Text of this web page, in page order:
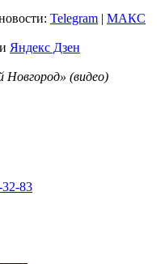
Telegram | MAКС
и Яндекс Дзен
(видео)
83